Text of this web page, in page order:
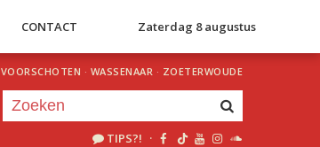
CONTACT Zaterdag 8 augustus
VOORSCHOTEN · WASSENAAR · ZOETERWOUDE
TIPS?! ·